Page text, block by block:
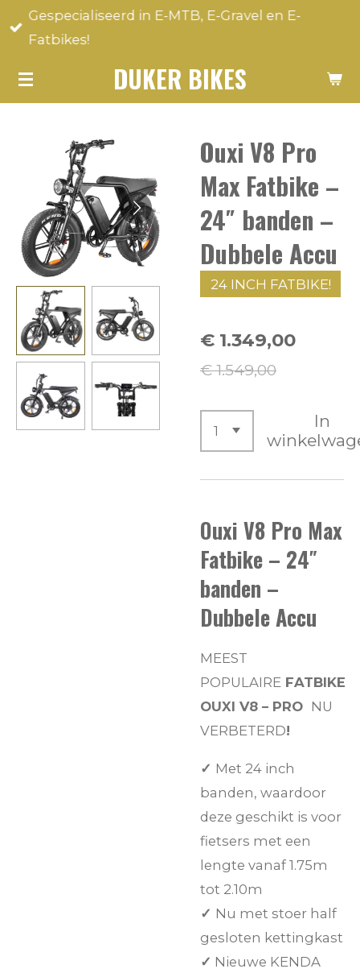
Ga
direct
de
DUKER BIKES
Gespecialiseerd in E-MTB, E-Gravel en E-
Fatbikes!
Ouxi V8 Pro
Max Fatbike –
24″ banden –
Dubbele Accu
24 INCH FATBIKE!
€ 1.349,00
€ 1.549,00
In
Ouxi V8 Pro Max
Fatbike – 24″
banden –
Dubbele Accu
MEEST
POPULAIRE FATBIKE
OUXI V8 – PRO NU
VERBETERD!
✓ Met 24 inch
banden, waardoor
deze geschikt is voor
fietsers met een
lengte vanaf 1.75m
tot 2.10m
✓ Nu met stoer half
gesloten kettingkast
✓ Nieuwe KENDA